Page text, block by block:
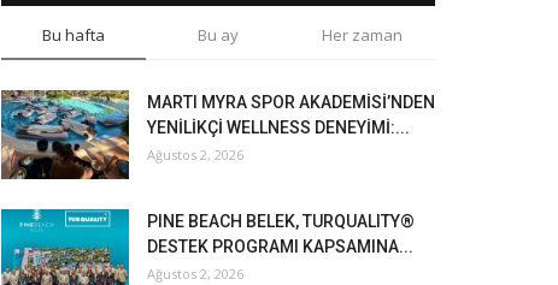
Bu hafta Bu ay Her zaman
MARTI MYRA SPOR AKADEMİSİ’NDEN
YENİLİKÇİ WELLNESS DENEYİMİ:...
Ağustos 2, 2026
PINE BEACH BELEK, TURQUALITY®
DESTEK PROGRAMI KAPSAMINA...
Ağustos 2, 2026